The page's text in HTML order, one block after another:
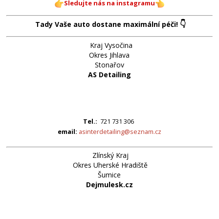
Sledujte nás na instagramu
Tady Vaše auto dostane maximální péči!👇
Kraj Vysočina
Okres Jihlava
Stonařov
AS Detailing
Tel.: 721 731 306
email: asinterdetailing@seznam.cz
Zlínský Kraj
Okres Uherské Hradiště
Šumice
Dejmulesk.cz